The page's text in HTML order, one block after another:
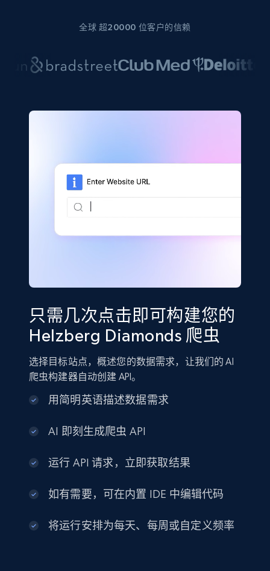
全球 超20000 位客户的信赖
只需几次点击即可构建您的
Helzberg Diamonds 爬虫
选择目标站点，概述您的数据需求，让我们的 AI
爬虫构建器自动创建 API。
用简明英语描述数据需求
AI 即刻生成爬虫 API
运行 API 请求，立即获取结果
如有需要，可在内置 IDE 中编辑代码
将运行安排为每天、每周或自定义频率